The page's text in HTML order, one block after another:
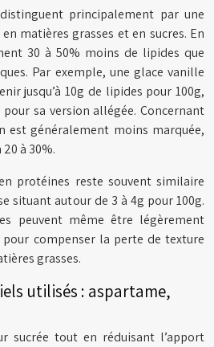
principalement par une
matières grasses et en sucres. En
30 à 50% moins de lipides que
Par exemple, une glace vanille
jusqu’à 10g de lipides pour 100g,
sa version allégée. Concernant
est généralement moins marquée,
à 30%.
protéines reste souvent similaire
situant autour de 3 à 4g pour 100g.
peuvent même être légèrement
compenser la perte de texture
grasses.
utilisés : aspartame,
sucrée tout en réduisant l’apport